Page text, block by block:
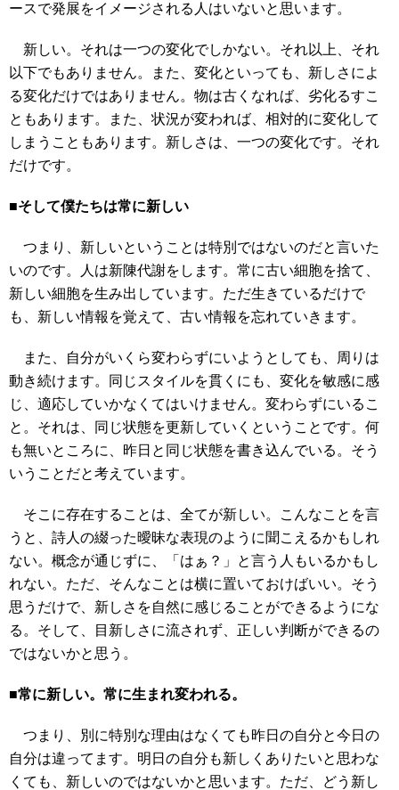
ースで発展をイメージされる人はいないと思います。
新しい。それは一つの変化でしかない。それ以上、それ
以下でもありません。また、変化といっても、新しさによ
る変化だけではありません。物は古くなれば、劣化るすこ
ともあります。また、状況が変われば、相対的に変化して
しまうこともあります。新しさは、一つの変化です。それ
だけです。
■そして僕たちは常に新しい
つまり、新しいということは特別ではないのだと言いた
いのです。人は新陳代謝をします。常に古い細胞を捨て、
新しい細胞を生み出しています。ただ生きているだけで
も、新しい情報を覚えて、古い情報を忘れていきます。
また、自分がいくら変わらずにいようとしても、周りは
動き続けます。同じスタイルを貫くにも、変化を敏感に感
じ、適応していかなくてはいけません。変わらずにいるこ
と。それは、同じ状態を更新していくということです。何
も無いところに、昨日と同じ状態を書き込んでいる。そう
いうことだと考えています。
そこに存在することは、全てが新しい。こんなことを言
うと、詩人の綴った曖昧な表現のように聞こえるかもしれ
ない。概念が通じずに、「はぁ？」と言う人もいるかもし
れない。ただ、そんなことは横に置いておけばいい。そう
思うだけで、新しさを自然に感じることができるようにな
る。そして、目新しさに流されず、正しい判断ができるの
ではないかと思う。
■常に新しい。常に生まれ変われる。
つまり、別に特別な理由はなくても昨日の自分と今日の
自分は違ってます。明日の自分も新しくありたいと思わな
くても、新しいのではないかと思います。ただ、どう新し